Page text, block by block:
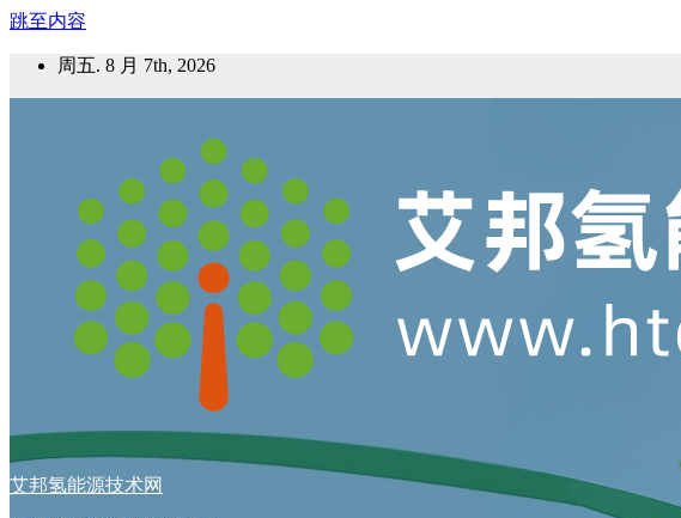
跳至内容
周五. 8 月 7th, 2026
艾邦氢能源技术网